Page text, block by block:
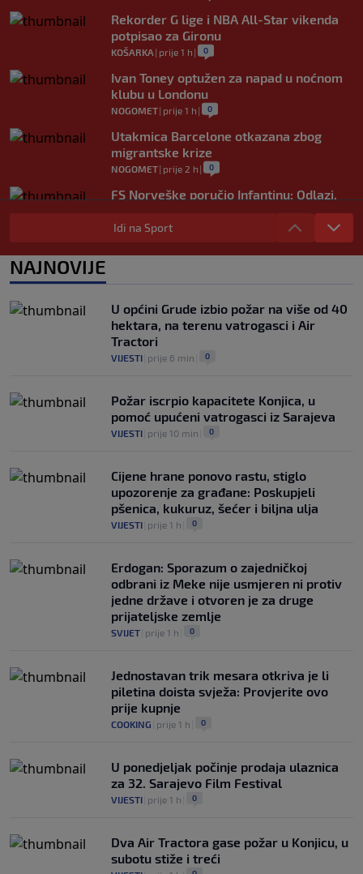
Rekorder G lige i NBA All-Star vikenda
potpisao za Gironu
KOŠARKA | prije 1 h | 0
Ivan Toney optužen za napad u noćnom
klubu u Londonu
NOGOMET| prije 1 h | 0
Utakmica Barcelone otkazana zbog
migrantske krize
NOGOMET| prije 2 h | 0
FS Norveške poručio Infantinu: Odlazi,
NOGOMET|prije 2 h
Bila je sportska zvijezda, a onda otišla u
Idi na Sport
NAJNOVIJE
U općini Grude izbio požar na više od 40
hektara, na terenu vatrogasci i Air
Tractori
VIJESTI prije 6 min 0
Požar iscrpio kapacitete Konjica, u
pomoć upućeni vatrogasci iz Sarajeva
VIJESTI prije 10 min 0
Cijene hrane ponovo rastu, stiglo
upozorenje za građane: Poskupjeli
pšenica, kukuruz, šećer i biljna ulja
VIJESTI prije 1 h 0
Erdogan: Sporazum o zajedničkoj
odbrani iz Meke nije usmjeren ni protiv
jedne države i otvoren je za druge
prijateljske zemlje
SVIJET prije 1 h 0
Jednostavan trik mesara otkriva je li
piletina doista svježa: Provjerite ovo
prije kupnje
COOKING prije 1 h 0
U ponedjeljak počinje prodaja ulaznica
za 32. Sarajevo Film Festival
VIJESTI prije 1 h 0
Dva Air Tractora gase požar u Konjicu, u
subotu stiže i treći